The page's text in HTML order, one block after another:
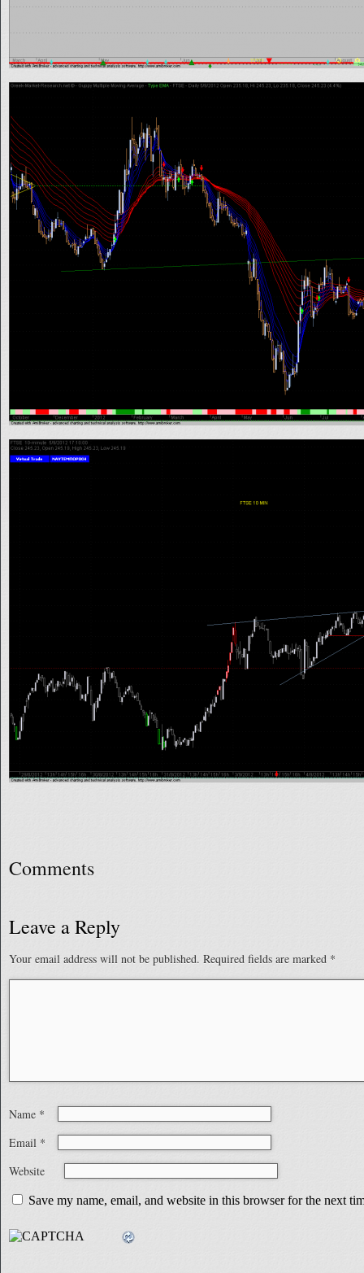
Comments
Leave a Reply
Your email address will not be published. Required fields are marked *
Name *
Email *
Website
Save my name, email, and website in this browser for the next